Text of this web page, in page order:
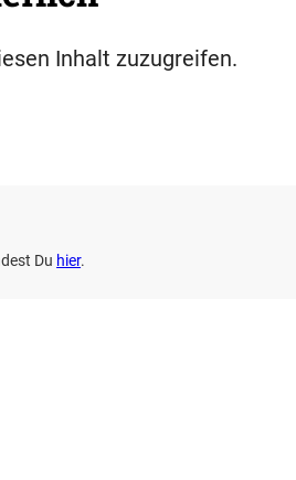
Inhalt zuzugreifen.
Du hier.